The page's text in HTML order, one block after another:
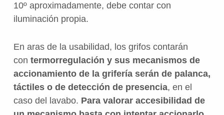
10º aproximadamente, debe contar con
iluminación propia.
En aras de la usabilidad, los grifos contarán
con termorregulación y sus mecanismos de
accionamiento de la grifería serán de palanca,
táctiles o de detección de presencia, en el
caso del lavabo. Para valorar accesibilidad de